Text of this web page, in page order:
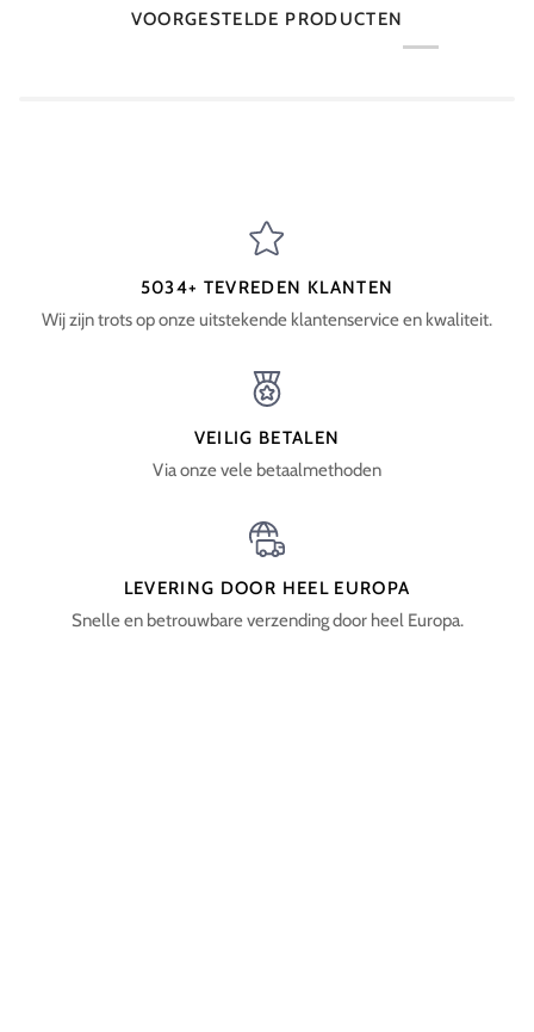
VOORGESTELDE PRODUCTEN
5034+ TEVREDEN KLANTEN
Wij zijn trots op onze uitstekende klantenservice en kwaliteit.
VEILIG BETALEN
Via onze vele betaalmethoden
LEVERING DOOR HEEL EUROPA
Snelle en betrouwbare verzending door heel Europa.